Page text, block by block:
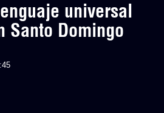
universal
Santo Domingo